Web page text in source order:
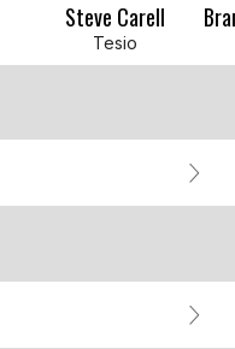
Steve Carell
Tesio